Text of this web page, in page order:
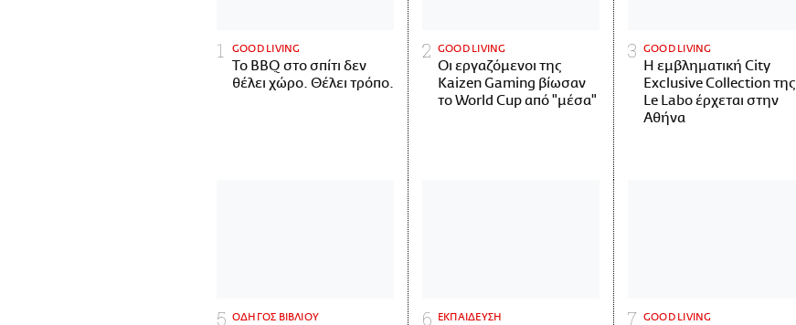
GOOD LIVING
Το BBQ στο σπίτι δεν
θέλει χώρο. Θέλει τρόπο.
GOOD LIVING
Οι εργαζόμενοι της
Kaizen Gaming βίωσαν
το World Cup από "μέσα"
GOOD LIVING
Η εμβληματική City
Exclusive Collection της
Le Labo έρχεται στην
Αθήνα
ΟΔΗΓΟΣ ΒΙΒΛΙΟΥ ΕΚΠΑΙΔΕΥΣΗ GOOD LIVING